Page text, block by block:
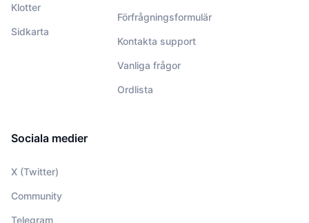
Klotter
Sidkarta
Förfrågningsformulär
Kontakta support
Vanliga frågor
Ordlista
Sociala medier
X (Twitter)
Community
Telegram